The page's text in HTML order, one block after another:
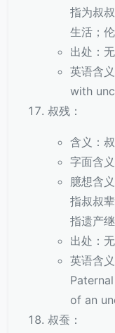
指为叔
生活；
出处：
英语含
with
叔残：
含义：
字面含
臆想含
指叔叔
指遗产
出处：
英语含
of an
叔蚕：